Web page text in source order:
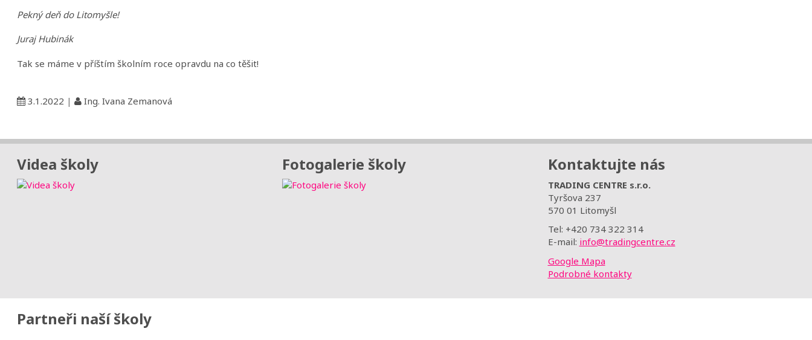
Pekný deň do Litomyšle!
Juraj Hubinák
Tak se máme v příštím školním roce opravdu na co těšit!
3.1.2022 | Ing. Ivana Zemanová
Videa školy Fotogalerie školy Kontaktujte nás
TRADING CENTRE s.r.o.
Tyršova 237
570 01 Litomyšl
Tel: +420 734 322 314
E-mail: info@tradingcentre.cz
Google Mapa
Podrobné kontakty
Partneři naší školy